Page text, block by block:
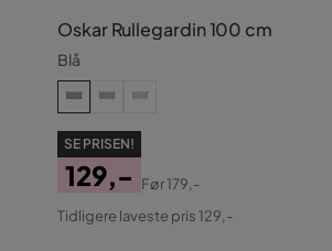
Oskar Rullegardin 100 cm
Blå
SE PRISEN!
Pris
129,-
Original
Før179,-
Tidligere laveste pris 129,-